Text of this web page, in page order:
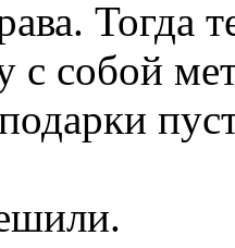
Тогда
собой